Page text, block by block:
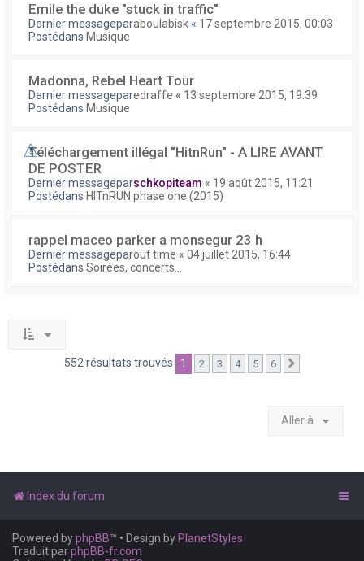
Emile the duke "stuck in traffic"
Dernier messageparaboulabisk « 17 septembre 2015, 00:03
Postédans Musique
Madonna, Rebel Heart Tour
Dernier messageparedraffe « 13 septembre 2015, 19:39
Postédans Musique
Téléchargement illégal "HitnRun" - A LIRE AVANT
DE POSTER
Dernier messageparschkopiteam « 19 août 2015, 11:21
Postédans HITnRUN phase one (2015)
rappel maceo parker a monsegur 23 h
Dernier messageparout time « 04 juillet 2015, 16:44
Postédans Soirées, concerts...
552 résultats trouvés 1 2 3 4 5 6
Aller à
Index du forum
Powered byphpBB™ • Design by PlanetStyles
Traduit parphpBB-fr.com